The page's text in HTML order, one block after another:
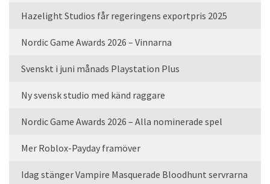
Hazelight Studios får regeringens exportpris 2025
Nordic Game Awards 2026 – Vinnarna
Svenskt i juni månads Playstation Plus
Ny svensk studio med känd raggare
Nordic Game Awards 2026 – Alla nominerade spel
Mer Roblox-Payday framöver
Idag stänger Vampire Masquerade Bloodhunt servrarna